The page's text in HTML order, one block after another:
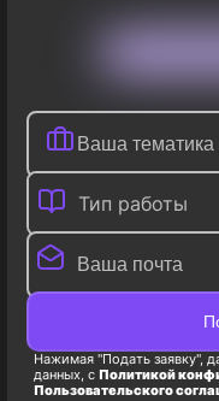
Тип работы
Нажимая "Подать заявку",
данных, с Политикой
Пользовательского